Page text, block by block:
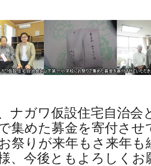
ナガワ仮設住宅自治会
集めた募金を寄付さ
祭りが来年もさ来年
、今後ともよろしくお